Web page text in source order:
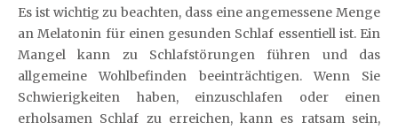
Es ist wichtig zu beachten, dass eine angemessene Menge
an Melatonin für einen gesunden Schlaf essentiell ist. Ein
Mangel kann zu Schlafstörungen führen und das
allgemeine Wohlbefinden beeinträchtigen. Wenn Sie
Schwierigkeiten haben, einzuschlafen oder einen
erholsamen Schlaf zu erreichen, kann es ratsam sein,